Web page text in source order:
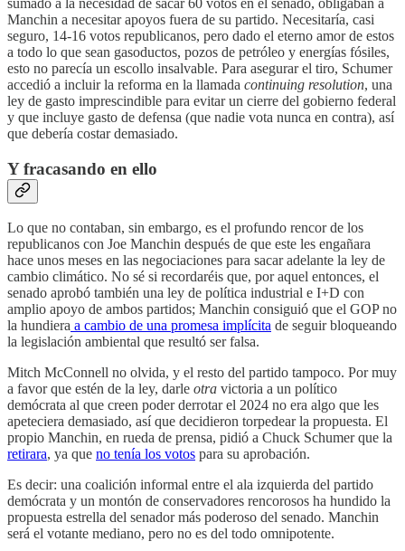
Manchin a necesitar apoyos fuera de su partido. Necesitaría, casi
seguro, 14-16 votos republicanos, pero dado el eterno amor de estos
a todo lo que sean gasoductos, pozos de petróleo y energías fósiles,
esto no parecía un escollo insalvable. Para asegurar el tiro, Schumer
accedió a incluir la reforma en la llamada continuing resolution, una
ley de gasto imprescindible para evitar un cierre del gobierno federal
y que incluye gasto de defensa (que nadie vota nunca en contra), así
que debería costar demasiado.
Y fracasando en ello
Lo que no contaban, sin embargo, es el profundo rencor de los
republicanos con Joe Manchin después de que este les engañara
hace unos meses en las negociaciones para sacar adelante la ley de
cambio climático. No sé si recordaréis que, por aquel entonces, el
senado aprobó también una ley de política industrial e I+D con
amplio apoyo de ambos partidos; Manchin consiguió que el GOP no
la hundiera a cambio de una promesa implícita de seguir bloqueando
la legislación ambiental que resultó ser falsa.
Mitch McConnell no olvida, y el resto del partido tampoco. Por muy
a favor que estén de la ley, darle otra victoria a un político
demócrata al que creen poder derrotar el 2024 no era algo que les
apeteciera demasiado, así que decidieron torpedear la propuesta. El
propio Manchin, en rueda de prensa, pidió a Chuck Schumer que la
retirara, ya que no tenía los votos para su aprobación.
Es decir: una coalición informal entre el ala izquierda del partido
demócrata y un montón de conservadores rencorosos ha hundido la
propuesta estrella del senador más poderoso del senado. Manchin
será el votante mediano, pero no es del todo omnipotente.